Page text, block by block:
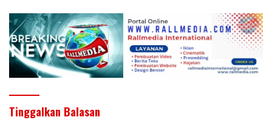
Tinggalkan Balasan